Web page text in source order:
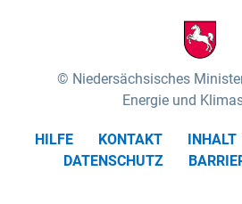
Niedersächsisches
Energie und
HILFE KONTAKT INHALT
DATENSCHUTZ